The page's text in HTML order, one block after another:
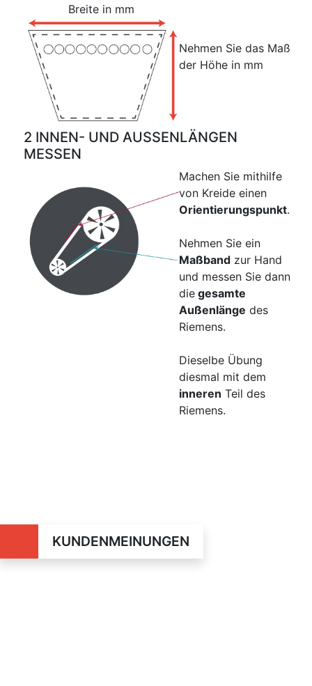
Breite in mm
Nehmen Sie das Maß
der Höhe in mm
2 INNEN- UND AUSSENLÄNGEN
MESSEN
Machen Sie mithilfe
von Kreide einen
Orientierungspunkt.
Nehmen Sie ein
Maßbandzur Hand
und messen Sie dann
diegesamte
Außenlänge des
Riemens.
Dieselbe Übung
diesmal mit dem
inneren Teil des
Riemens.
KUNDENMEINUNGEN